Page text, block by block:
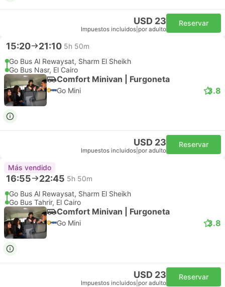
USD 23
Impuestos incluidos por adulto
Reservar
15:20 21:10 5h 50m
Go Bus Al Rewaysat, Sharm El Sheikh
Go Bus Nasr, El Cairo
Comfort Minivan | Furgoneta
Go Mini 3.8
USD 23
Impuestos incluidos por adulto
Reservar
Más vendido
16:55 22:45 5h 50m
Go Bus Al Rewaysat, Sharm El Sheikh
Go Bus Tahrir, El Cairo
Comfort Minivan | Furgoneta
Go Mini 3.8
USD 23
Impuestos incluidos por adulto
Reservar